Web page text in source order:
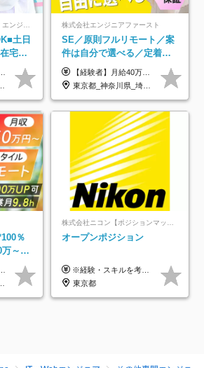
土日
宅実
キル
募集
株式会社エンジニアファースト
SE／原則フルリモート／案
件は自分で選べる／定着率
93%／20～30代活躍中！
【経験者】月給40万円～120万円(固定残業代含む)+各種手当 ★前職給与の総収入額を100％保証｜還元率84％〜100％ ★20代の平均年収570万円 ※月給には、みなし残業手当(月30時間／5万8000円以上)を含みます 超過分は別途追加支給 ※固定残業代は、時間外労働の有無に関わらず30時間分を、月5万8000円~15万7000円支給 ※上記を超える時間外労働分は追加で支給 【未経験者】月給21万円以上＋各種手当 固定残業なし(残業代発生分全額支給) ※6ヶ月の試用期間あり（※条件に変動なし） ▼単価連動性×還元率は84％～100％で収入の大幅UPが可能！ ・案件単価が月50万円の場合：年収417万円 ・案件単価が月70万円の場合：年収584万円 ・案件単価が月100万円の場合：年収834万円 ＜モデル年収＞ ▼400万円～500万円(入社初年度) ▼542万円～626万円(入社2年) ▼667万円～700万円(入社3年） ▼709万円～801万円(入社5年）
東京都_神奈川県_埼玉県_千葉県_大阪府_愛知県_北海道_青森県_岩手県_宮城県_秋田県_山形県_福島県_茨城県_栃木県_群馬県_新潟県_山梨県_長野県_富山県_石川県_福井県_静岡県_岐阜県_三重県_兵庫県_京都府_滋賀県_奈良県_和歌山県_広島県_岡山県_鳥取県_島根県_山口県_徳島県_香川県_愛媛県_高知県_福岡県_熊本県_佐賀県_長崎県_大分県_宮崎県_鹿児島県_沖縄県
％
万～*
職給
オープンポジション
※経験・スキルを考慮の上、決定します。
東京都